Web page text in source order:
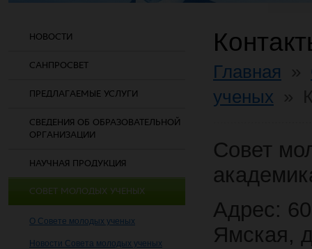
НОВОСТИ
САНПРОСВЕТ
ПРЕДЛАГАЕМЫЕ УСЛУГИ
СВЕДЕНИЯ ОБ ОБРАЗОВАТЕЛЬНОЙ
ОРГАНИЗАЦИИ
НАУЧНАЯ ПРОДУКЦИЯ
СОВЕТ МОЛОДЫХ УЧЕНЫХ
О Совете молодых ученых
Новости Совета молодых ученых
Главная
ученых
Совет
Адрес:
Ямская,